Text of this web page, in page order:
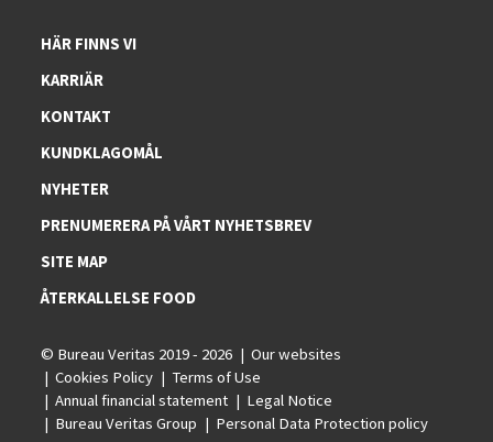
HÄR FINNS VI
KARRIÄR
KONTAKT
KUNDKLAGOMÅL
NYHETER
PRENUMERERA PÅ VÅRT NYHETSBREV
SITE MAP
ÅTERKALLELSE FOOD
© Bureau Veritas 2019 - 2026
Our websites
Cookies Policy
Terms of Use
Annual financial statement
Legal Notice
Bureau Veritas Group
Personal Data Protection policy